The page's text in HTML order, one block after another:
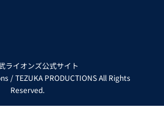
ライオンズ公式サイト
/ TEZUKA PRODUCTIONS All Rights
Reserved.